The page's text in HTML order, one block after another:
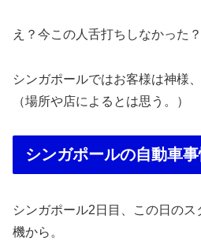
え？今この人舌打ちしなかった？
シンガポールではお客様は神様
（場所や店によるとは思う。）
シンガポールの自動車
シンガポール2日目、この日の
機から。